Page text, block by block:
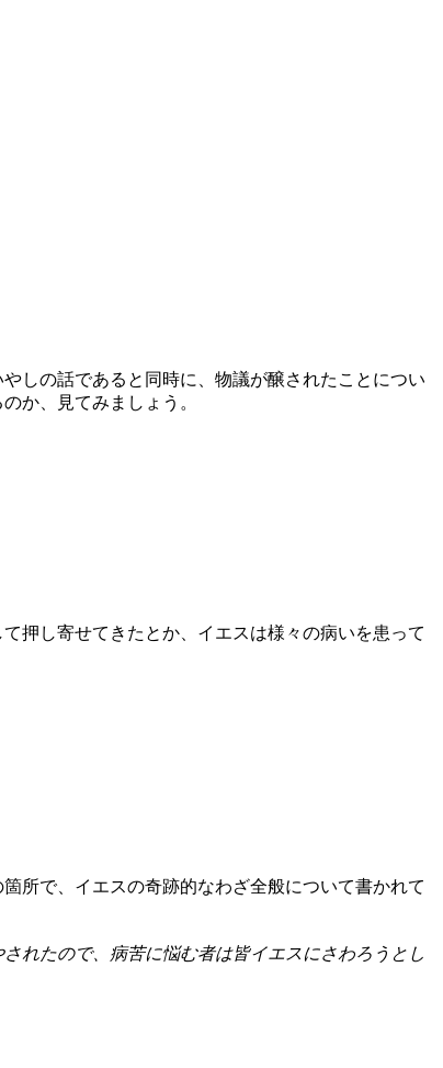
しの話であると同時に、物議が醸されたことについ
か、見てみましょう。
押し寄せてきたとか、イエスは様々の病いを患って
所で、イエスの奇跡的なわざ全般について書かれて
れたので、病苦に悩む者は皆イエスにさわろうとし